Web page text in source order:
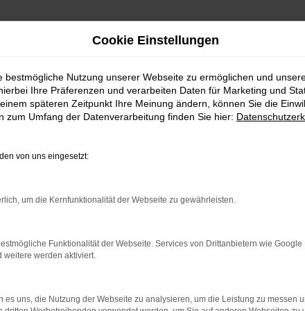
bestimmter Seiten verhindern. Funktioniert die Seite in
beheben.
Cookie Einstellungen
bestmögliche Nutzung unserer Webseite zu ermöglichen und
Ihre Präferenzen und verarbeiten Daten für Marketing und
späteren Zeitpunkt Ihre Meinung ändern, können Sie die
zum Umfang der Datenverarbeitung finden Sie hier:
von uns eingesetzt:
um die Kernfunktionalität der Webseite zu gewährleisten.
Funktionalität der Webseite. Services von Drittanbietern wie Google
weitere werden aktiviert.
es uns, die Nutzung der Webseite zu analysieren, um die Leistung zu messen